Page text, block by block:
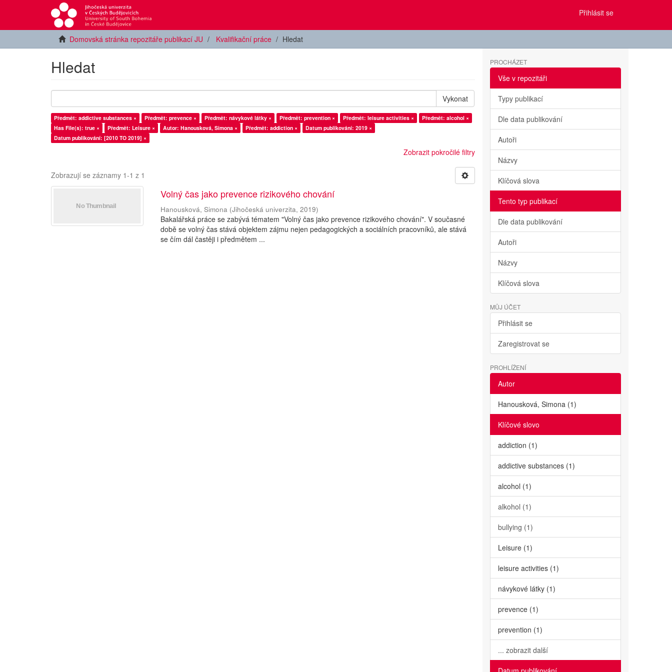
Přihlásit se
Domovská stránka repozitáře publikací JU Kvalifikační práce Hledat
Hledat
Vykonat
Předmět: addictive substances × Předmět: prevence × Předmět: návykové látky × Předmět: prevention × Předmět: leisure activities ×
Předmět: alcohol ×
Has File(s): true ×
Předmět: Leisure × Autor: Hanousková, Simona × Předmět: addiction ×
Datum publikování: 2019 ×
Datum publikování: [2010 TO 2019] ×
Zobrazit pokročilé filtry
Zobrazují se záznamy 1-1 z 1
Volný čas jako prevence rizikového chování
Hanousková, Simona (Jihočeská univerzita,2019)
Bakalářská práce se zabývá tématem "Volný čas jako prevence rizikového chování". V současné
době se volný čas stává objektem zájmu nejen pedagogických a sociálních pracovníků, ale stává
se čím dál častěji i předmětem ...
PROCHÁZET
Vše v repozitáři
Typy publikací
Dle data publikování
Autoři
Názvy
Klíčová slova
Tento typ publikací
Dle data publikování
Autoři
Názvy
Klíčová slova
MŮJ ÚČET
Přihlásit se
Zaregistrovat se
PROHLÍŽENÍ
Autor
Hanousková, Simona (1)
Klíčové slovo
addiction (1)
addictive substances (1)
alcohol (1)
alkohol (1)
bullying (1)
Leisure (1)
leisure activities (1)
návykové látky (1)
prevence (1)
prevention (1)
... zobrazit další